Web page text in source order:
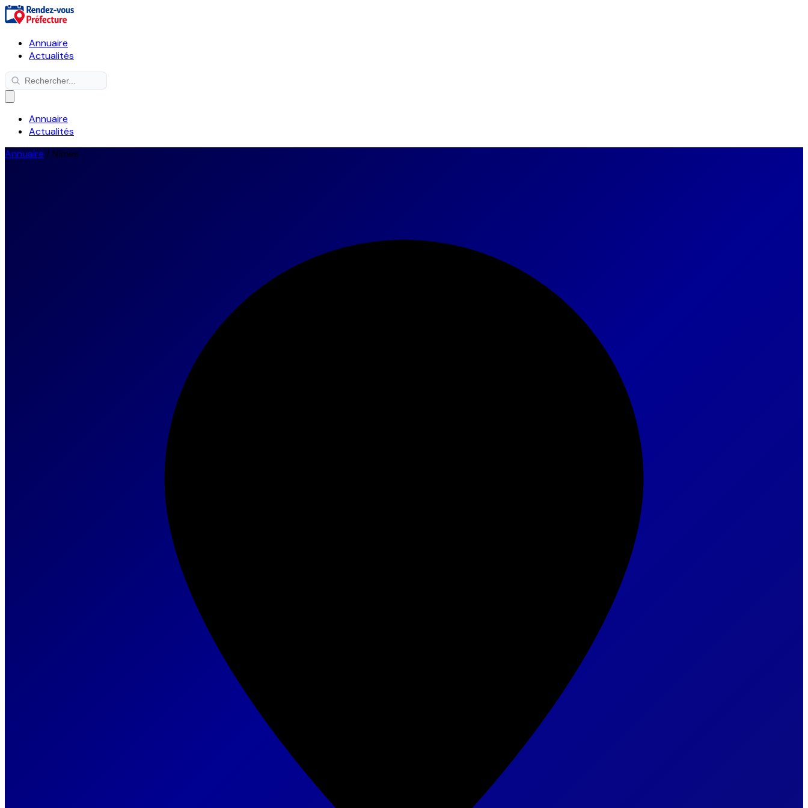
Annuaire
Actualités
Annuaire
Actualités
Annuaire / Nîmes